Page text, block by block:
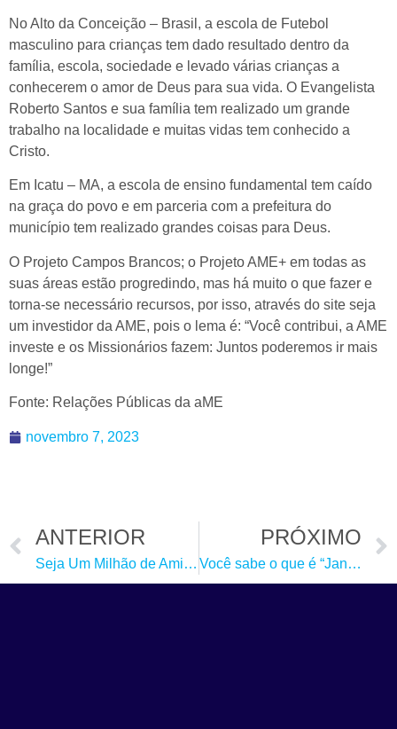
No Alto da Conceição – Brasil, a escola de Futebol
masculino para crianças tem dado resultado dentro da
família, escola, sociedade e levado várias crianças a
conhecerem o amor de Deus para sua vida. O Evangelista
Roberto Santos e sua família tem realizado um grande
trabalho na localidade e muitas vidas tem conhecido a
Cristo.
Em Icatu – MA, a escola de ensino fundamental tem caído
na graça do povo e em parceria com a prefeitura do
município tem realizado grandes coisas para Deus.
O Projeto Campos Brancos; o Projeto AME+ em todas as
suas áreas estão progredindo, mas há muito o que fazer e
torna-se necessário recursos, por isso, através do site seja
um investidor da AME, pois o lema é: “Você contribui, a AME
investe e os Missionários fazem: Juntos poderemos ir mais
longe!”
Fonte: Relações Públicas da aME
novembro 7, 2023
ANTERIOR
Seja Um Milhão de Amigos
PRÓXIMO
Você sabe o que é “Janela 10/40?